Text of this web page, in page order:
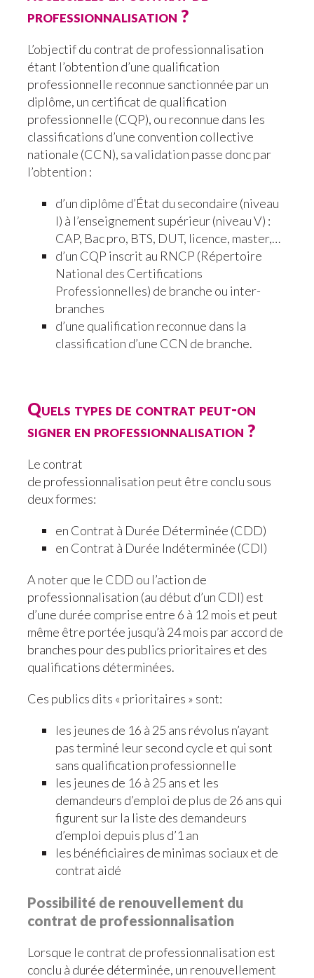
professionnalisation ?
L’objectif du contrat de professionnalisation
étant l’obtention d’une qualification
professionnelle reconnue sanctionnée par un
diplôme, un certificat de qualification
professionnelle (CQP), ou reconnue dans les
classifications d’une convention collective
nationale (CCN), sa validation passe donc par
l’obtention :
d’un diplôme d’État du secondaire (niveau
I) à l’enseignement supérieur (niveau V) :
CAP, Bac pro, BTS, DUT, licence, master,…
d’un CQP inscrit au RNCP (Répertoire
National des Certifications
Professionnelles) de branche ou inter-
branches
d’une qualification reconnue dans la
classification d’une CCN de branche.
Quels types de contrat peut-on
signer en professionnalisation ?
Le contrat
de professionnalisation peut être conclu sous
deux formes:
en Contrat à Durée Déterminée (CDD)
en Contrat à Durée Indéterminée (CDI)
A noter que le CDD ou l’action de
professionnalisation (au début d’un CDI) est
d’une durée comprise entre 6 à 12 mois et peut
même être portée jusqu’à 24 mois par accord de
branches pour des publics prioritaires et des
qualifications déterminées.
Ces publics dits « prioritaires » sont:
les jeunes de 16 à 25 ans révolus n’ayant
pas terminé leur second cycle et qui sont
sans qualification professionnelle
les jeunes de 16 à 25 ans et les
demandeurs d’emploi de plus de 26 ans qui
figurent sur la liste des demandeurs
d’emploi depuis plus d’1 an
les bénéficiaires de minimas sociaux et de
contrat aidé
Possibilité de renouvellement du
contrat de professionnalisation
Lorsque le contrat de professionnalisation est
conclu à durée déterminée, un renouvellement